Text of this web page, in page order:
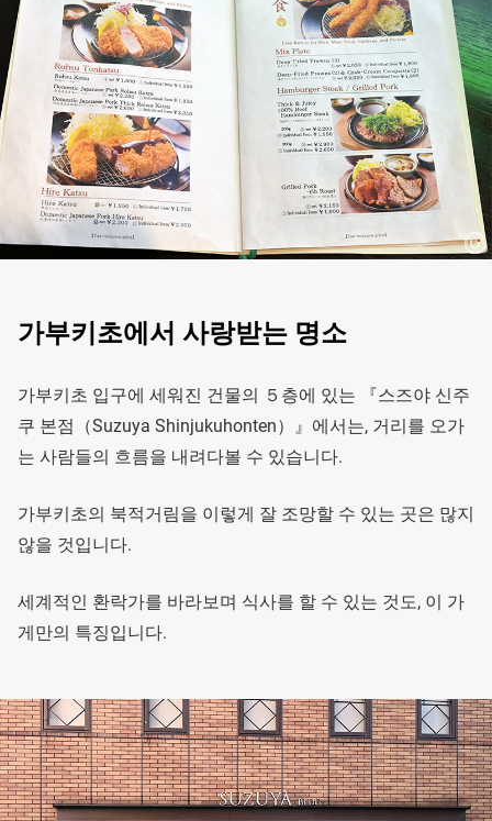
가부키초에서 사랑받는 명소
가부키초 입구에 세워진 건물의 ５층에 있는 『스즈야 신주
쿠 본점（Suzuya Shinjukuhonten）』에서는, 거리를 오가
는 사람들의 흐름을 내려다볼 수 있습니다.
가부키초의 북적거림을 이렇게 잘 조망할 수 있는 곳은 많지
않을 것입니다.
세계적인 환락가를 바라보며 식사를 할 수 있는 것도, 이 가
게만의 특징입니다.